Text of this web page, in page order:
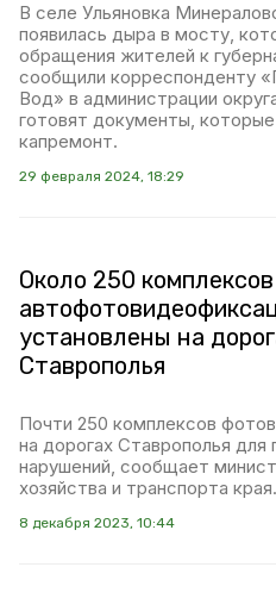
В селе Ульяновка
появилась дыра в мосту,
обращения жителей к
сообщили корреспонденту
Вод» в администрации
готовят документы,
капремонт.
29 февраля 2024, 18:29
Около 250 комплексов
установлены на
Ставрополья
Почти 250 комплексов
на дорогах Ставрополья для
нарушений, сообщает
хозяйства и транспорта края.
8 декабря 2023, 10:44